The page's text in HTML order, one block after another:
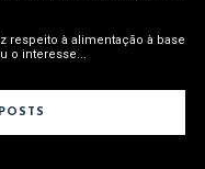
respeito à alimentação à base
o interesse...